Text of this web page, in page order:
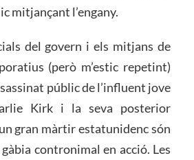
mitjançant l’engany.
del govern i els mitjans de
(però m’estic repetint)
públic de l’influent jove
Kirk i la seva posterior
gran màrtir estatunidenc són
contronimal en acció. Les